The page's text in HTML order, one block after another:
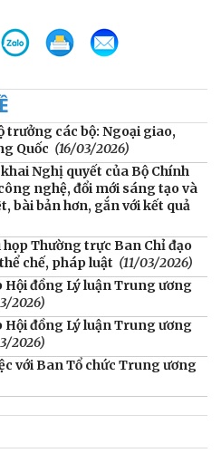
trưởng các bộ: Ngoại giao,
Quốc (16/03/2026)
Nghị quyết của Bộ Chính
nghệ, đổi mới sáng tạo và
bài bản hơn, gắn với kết quả
Thường trực Ban Chỉ đạo
chế, pháp luật (11/03/2026)
đồng Lý luận Trung ương
2026)
đồng Lý luận Trung ương
2026)
với Ban Tổ chức Trung ương